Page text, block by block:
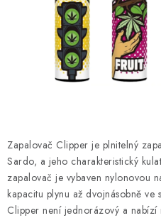
Kamenný obchod Hodnocení
Moje objednávka
Zapalovač Clipper je plnitelný
Sardo, a jeho charakteristický
zapalovač je vybaven nylonovou
kapacitu plynu až dvojnásobně ve
Clipper není jednorázový a nabízí